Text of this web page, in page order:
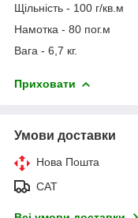
Щільність - 100 г/кв.м
Намотка - 80 пог.м
Вага - 6,7 кг.
Приховати
Умови доставки
Нова Пошта
САТ